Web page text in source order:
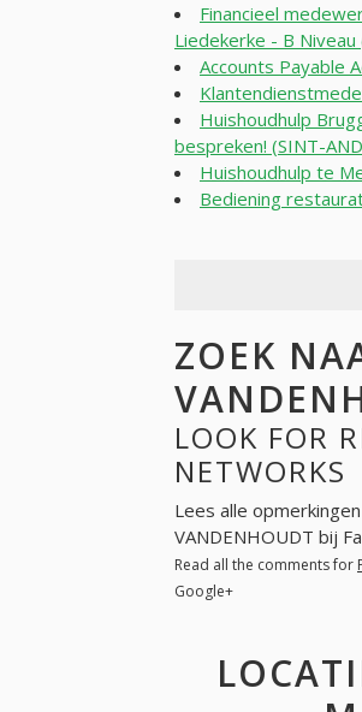
Financieel
Liedekerke - B Niveau
Accounts Payable
Huishoudhulp
bespreken! (SINT-
Huishoudhulp te
Bediening
ZOEK
LOOK FOR
NETWORKS
Lees alle
VANDENHOUDT bij
Read all the comments for
Google+